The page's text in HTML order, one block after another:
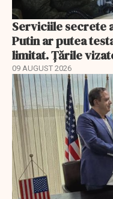
Serviciile secrete
Putin ar putea
limitat. Țările
09 AUGUST 2026